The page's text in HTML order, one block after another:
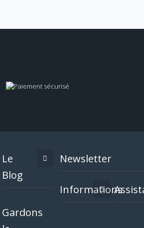
Le
Blog
Gardons
Newsletter
Informations